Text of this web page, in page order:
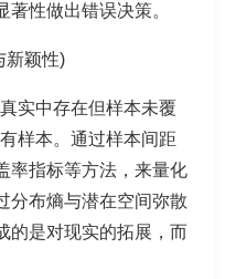
性做出错误决策。
新颖性)
实中存在但样本未覆
样本。通过样本间距
率指标等方法，来量化
分布熵与潜在空间弥散
的是对现实的拓展，而